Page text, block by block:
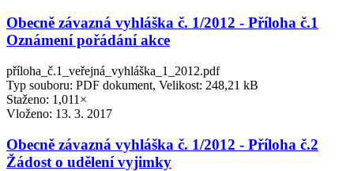
Obecně závazná vyhláška č. 1/2012 - Příloha č.1
Oznámení pořádání akce
příloha_č.1_veřejná_vyhláška_1_2012.pdf
Typ souboru: PDF dokument, Velikost: 248,21 kB
Staženo: 1,011×
Vloženo: 13. 3. 2017
Obecně závazná vyhláška č. 1/2012 - Příloha č.2
Žádost o udělení vyjimky